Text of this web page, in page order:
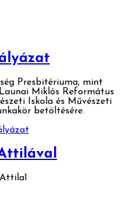
Presbitériuma, mint
Miklós Református
Iskola és Művészeti
betöltésére.